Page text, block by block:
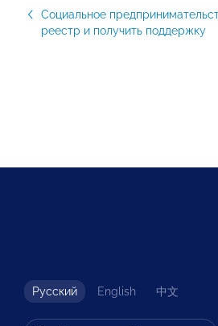
Социальное
реестр и получить поддержку
Русский English 中文